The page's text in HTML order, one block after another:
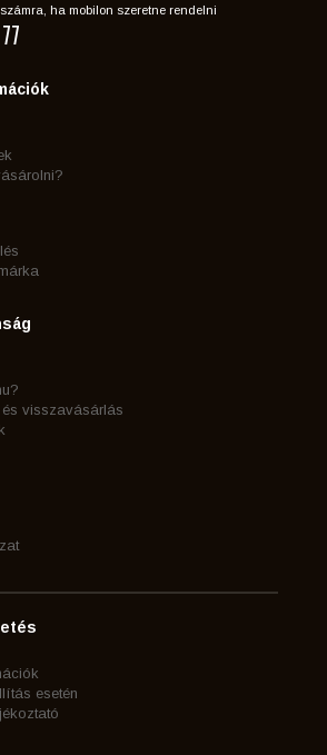
ha mobilon szeretne rendelni
visszavásárlás
esetén